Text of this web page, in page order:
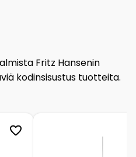
Fritz Hansenin
kodinsisustus tuotteita.